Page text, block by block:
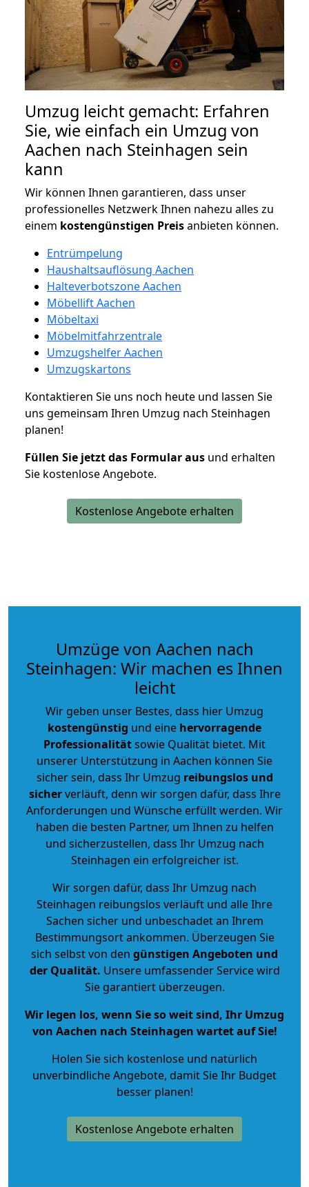
Umzug leicht gemacht: Erfahren
Sie, wie einfach ein Umzug von
Aachen nach Steinhagen sein
kann
Wir können Ihnen garantieren, dass unser
professionelles Netzwerk Ihnen nahezu alles zu
einem kostengünstigen Preisanbieten können.
Entrümpelung
Haushaltsauflösung Aachen
Halteverbotszone Aachen
Möbellift Aachen
Möbeltaxi
Möbelmitfahrzentrale
Umzugshelfer Aachen
Umzugskartons
Kontaktieren Sie uns noch heute und lassen Sie
uns gemeinsam Ihren Umzug nach Steinhagen
planen!
Füllen Sie jetzt das Formular aus und erhalten
Sie kostenlose Angebote.
Kostenlose Angebote erhalten
Umzüge von Aachen nach
Steinhagen: Wir machen es Ihnen
leicht
Wir geben unser Bestes, dass hier Umzug
kostengünstig und eine hervorragende
Professionalitätsowie Qualität bietet. Mit
unserer Unterstützung in Aachen können Sie
sicher sein, dass Ihr Umzug reibungslos und
sicherverläuft, denn wir sorgen dafür, dass Ihre
Anforderungen und Wünsche erfüllt werden. Wir
haben die besten Partner, um Ihnen zu helfen
und sicherzustellen, dass Ihr Umzug nach
Steinhagen ein erfolgreicher ist.
Wir sorgen dafür, dass Ihr Umzug nach
Steinhagen reibungslos verläuft und alle Ihre
Sachen sicher und unbeschadet an Ihrem
Bestimmungsort ankommen. Überzeugen Sie
sich selbst von den günstigen Angeboten und
der Qualität. Unsere umfassender Service wird
Sie garantiert überzeugen.
Wir legen los, wenn Sie so weit sind, Ihr Umzug
von Aachen nach Steinhagen wartet auf Sie!
Holen Sie sich kostenlose und natürlich
unverbindliche Angebote, damit Sie Ihr Budget
besser planen!
Kostenlose Angebote erhalten